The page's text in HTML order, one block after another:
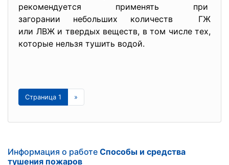
рекомендуется применять при
загорании небольших количеств ГЖ
или ЛВЖ и твердых веществ, в том числе тех,
которые нельзя тушить водой.
Страница 1 »
Информация о работе Способы и средства
тушения пожаров